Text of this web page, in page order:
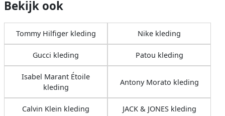
Bekijk ook
Tommy Hilfiger kleding Nike kleding
Gucci kleding Patou kleding
Isabel Marant Étoile
kleding
Antony Morato kleding
Calvin Klein kleding JACK & JONES kleding